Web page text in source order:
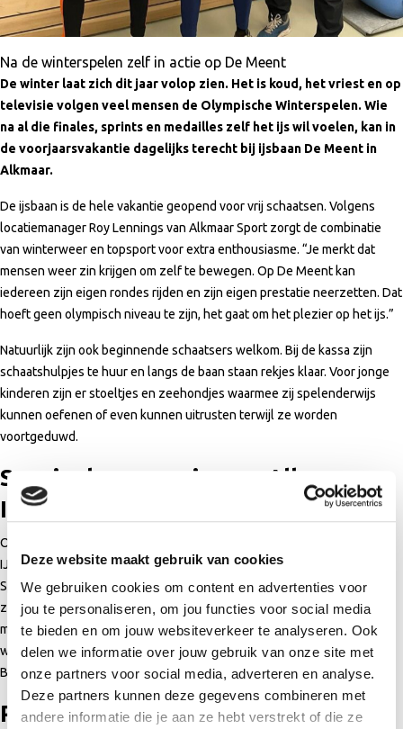
Deze website maakt gebruik van cookies
We gebruiken cookies om content en advertenties voor
jou te personaliseren, om jou functies voor social media
te bieden en om jouw websiteverkeer te analyseren. Ook
delen we informatie over jouw gebruik van onze site met
onze partners voor social media, adverteren en analyse.
Deze partners kunnen deze gegevens combineren met
andere informatie die je aan ze hebt verstrekt of die ze
Na de winterspelen zelf in actie op De Meent
De winter laat zich dit jaar volop zien. Het is koud, het vriest en op
televisie volgen veel mensen de Olympische Winterspelen. Wie
na al die finales, sprints en medailles zelf het ijs wil voelen, kan in
de voorjaarsvakantie dagelijks terecht bij ijsbaan De Meent in
Alkmaar.
De ijsbaan is de hele vakantie geopend voor vrij schaatsen. Volgens
locatiemanager Roy Lennings van Alkmaar Sport zorgt de combinatie
van winterweer en topsport voor extra enthousiasme. “Je merkt dat
mensen weer zin krijgen om zelf te bewegen. Op De Meent kan
iedereen zijn eigen rondes rijden en zijn eigen prestatie neerzetten. Dat
hoeft geen olympisch niveau te zijn, het gaat om het plezier op het ijs.”
Natuurlijk zijn ook beginnende schaatsers welkom. Bij de kassa zijn
schaatshulpjes te huur en langs de baan staan rekjes klaar. Voor jonge
kinderen zijn er stoeltjes en zeehondjes waarmee zij spelenderwijs
kunnen oefenen of even kunnen uitrusten terwijl ze worden
voortgeduwd.
Speciaal voor gezinnen: Alkmaars
IJsplein & discoschaatsen
Op vrijdag- en zondagmiddag verandert de baan in het Alkmaars
IJsplein. Bezoekers mogen hun eigen sleetje meenemen en Alkmaar
Sport organiseert verschillende activiteiten op het ijs. In de ijshal is van
zondag- tot en met vrijdagmiddag ruimte voor discoschaatsen, waarbij
muziek en lichteffecten zorgen voor een gezellige sfeer. Daarnaast
worden in de vakantieperiode clinics verzorgd door schaatsschool In
Balans voor wie zijn techniek wil verbeteren.
Praktische informatie